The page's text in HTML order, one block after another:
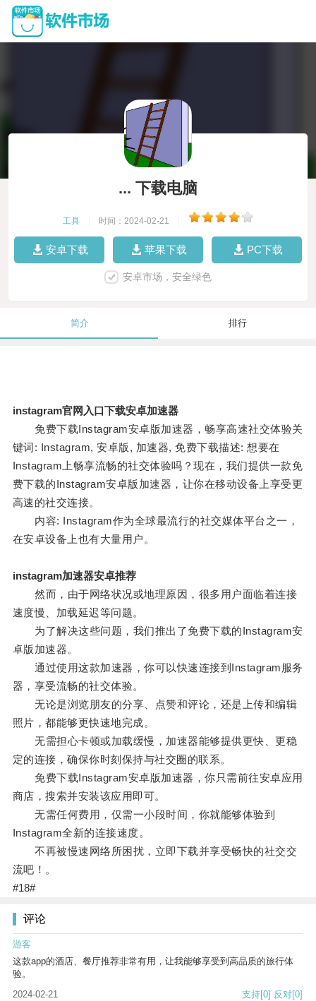
... 下载电脑
工具 时间：2024-02-21
安卓下载 苹果下载 PC下载
安卓市场，安全绿色
简介 排行
instagram官网入口下载安卓加速器
免费下载Instagram安卓版加速器，畅享高速社交体验关
键词: Instagram, 安卓版, 加速器, 免费下载描述: 想要在
Instagram上畅享流畅的社交体验吗？现在，我们提供一款免
费下载的Instagram安卓版加速器，让你在移动设备上享受更
高速的社交连接。
内容: Instagram作为全球最流行的社交媒体平台之一，
在安卓设备上也有大量用户。
instagram加速器安卓推荐
然而，由于网络状况或地理原因，很多用户面临着连接
速度慢、加载延迟等问题。
为了解决这些问题，我们推出了免费下载的Instagram安
卓版加速器。
通过使用这款加速器，你可以快速连接到Instagram服务
器，享受流畅的社交体验。
无论是浏览朋友的分享、点赞和评论，还是上传和编辑
照片，都能够更快速地完成。
无需担心卡顿或加载缓慢，加速器能够提供更快、更稳
定的连接，确保你时刻保持与社交圈的联系。
免费下载Instagram安卓版加速器，你只需前往安卓应用
商店，搜索并安装该应用即可。
无需任何费用，仅需一小段时间，你就能够体验到
Instagram全新的连接速度。
不再被慢速网络所困扰，立即下载并享受畅快的社交交
流吧！。
#18#
评论
游客
这款app的酒店、餐厅推荐非常有用，让我能够享受到高品质的旅行体
验。
2024-02-21
支持[0] 反对[0]